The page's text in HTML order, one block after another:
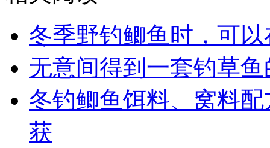
冬季野钓鲫鱼时，可
无意间得到一套钓草
冬钓鲫鱼饵料、窝料
获